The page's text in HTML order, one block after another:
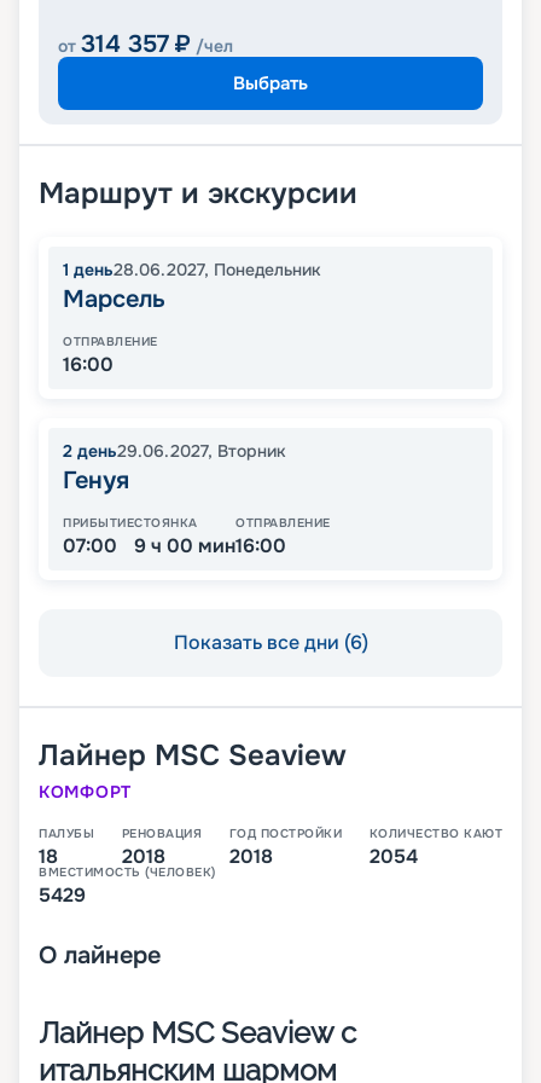
от 314 357 ₽ /чел
Выбрать
Маршрут и экскурсии
1 день28.06.2027, Понедельник
Марсель
ОТПРАВЛЕНИЕ
16:00
2 день29.06.2027, Вторник
Генуя
ПРИБЫТИЕ
07:00
СТОЯНКА
9 ч 00 мин
ОТПРАВЛЕНИЕ
16:00
Показать все дни (6)
Лайнер MSC Seaview
КОМФОРТ
ПАЛУБЫ
18
РЕНОВАЦИЯ
2018
ГОД ПОСТРОЙКИ
2018
КОЛИЧЕСТВО КАЮТ
2054
ВМЕСТИМОСТЬ (ЧЕЛОВЕК)
5429
О лайнере
Лайнер MSC Seaview с
итальянским шармом